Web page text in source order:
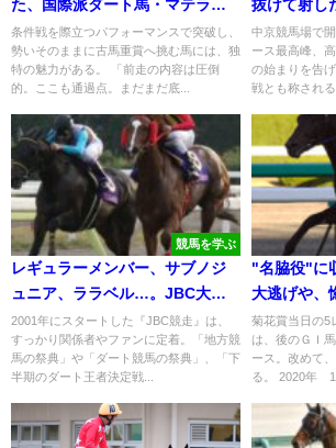
た、国際派ダート馬・マテラス
カイ。
条件戦を際立つパフォーマンスで突破し、
勢いそのままに古馬重賞へ挑む馬には、独
特の魅力がある。 「前走の内容は圧倒
的。ここも通過点。まだまだ底...
抜けて射し
中京競馬場で
ース最高峰、
の始まりを告
戦とも称され
競馬を学ぶ
レギュラーメンバー、サブノジ
ュニア、ララベル…。JBC大井
の名場面、名勝負を振り返る
2001年にスタートした『JBC競走』は、
すっかり関係者やファンに定着。「地方競
馬の祭典」や「ダート競馬の祭典」、「下
半期のダート王者決定戦...
"名脇役"に
大逃げや、
馬体……リ
力。
菊花賞当日の5
は、後のＧＩ
ース。改めて
る。 2020年 1